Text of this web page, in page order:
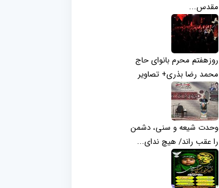
مقدس...
روزهفتم محرم بانوای حاج
محمد رضا بذری+ تصاویر
وحدت شیعه و سنی، دشمن
را عقب راند/ هیچ ندای...